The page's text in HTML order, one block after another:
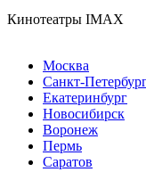
Кинотеатры IMAX
Москва
Санкт-
Екатеринбург
Новосибирск
Воронеж
Пермь
Саратов